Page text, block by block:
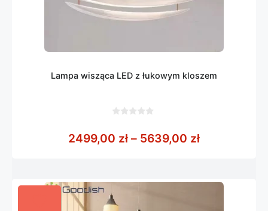
Lampa wisząca LED z łukowym kloszem
5
2499,00 zł – 5639,00 złZakres cen: